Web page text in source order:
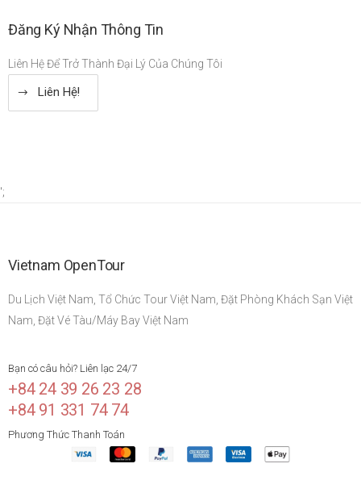
Đăng Ký Nhận Thông Tin
Liên Hệ Để Trở Thành Đại Lý Của Chúng Tôi
Liên Hệ!
';
Vietnam OpenTour
Du Lịch Việt Nam, Tổ Chức Tour Việt Nam, Đặt Phòng Khách Sạn Việt
Nam, Đặt Vé Tàu/Máy Bay Việt Nam
Bạn có câu hỏi? Liên lạc 24/7
+84 24 39 26 23 28
+84 91 331 74 74
Phương Thức Thanh Toán